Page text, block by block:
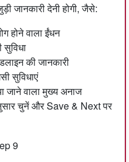
जानकारी देनी होगी, जैसे:
होने वाला ईंधन
सुविधा
की जानकारी
सुविधाएं
जाने वाला मुख्य अनाज
चुनें और Save & Next पर